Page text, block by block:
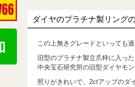
ダイヤのプラチナ製リング
この上無きグレードといっても
旧型のプラチナ製立爪枠に入った
中央宝石研究所の旧型ダイヤモ
照りがきれいで、2ctアップのダ